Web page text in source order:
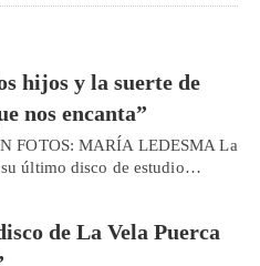
hijos y la suerte de
nos encanta”
FOTOS: MARÍA LEDESMA La
último disco de estudio…
de La Vela Puerca